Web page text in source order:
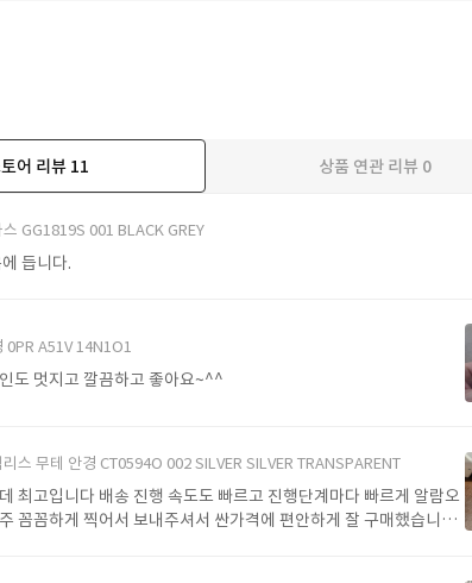
어 리뷰 11 상품 연관 리뷰 0
GG1819S 001 BLACK GREY
듭니다.
0PR A51V 14N1O1
도 멋지고 깔끔하고 좋아요~^^
스 무테 안경 CT0594O 002 SILVER SILVER TRANSPARENT
최고입니다 배송 진행 속도도 빠르고 진행단계마다 빠르게 알람오
꼼꼼하게 찍어서 보내주셔서 싼가격에 편안하게 잘 구매했습니다.